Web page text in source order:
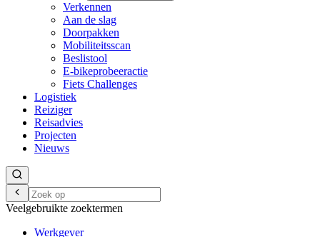
Verkennen
Aan de slag
Doorpakken
Mobiliteitsscan
Beslistool
E-bikeprobeeractie
Fiets Challenges
Logistiek
Reiziger
Reisadvies
Projecten
Nieuws
Veelgebruikte zoektermen
Werkgever